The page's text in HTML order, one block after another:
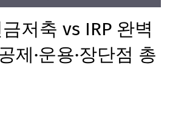
저축 vs IRP 완벽
제·운용·장단점 총